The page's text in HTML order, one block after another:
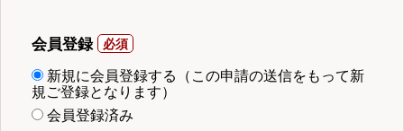
会員登録
新規に会員登録する（この申請の送信をもって新
規ご登録となります）
会員登録済み